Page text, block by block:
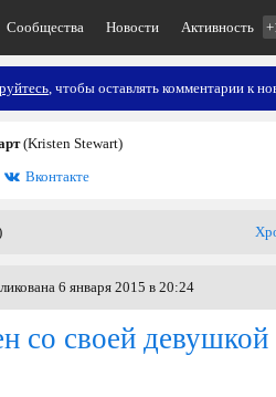
Сообщества Новости Активность
, чтобы оставлять комментарии к
(Kristen Stewart)
Вконтакте
6 января 2015 в 20:24
со своей